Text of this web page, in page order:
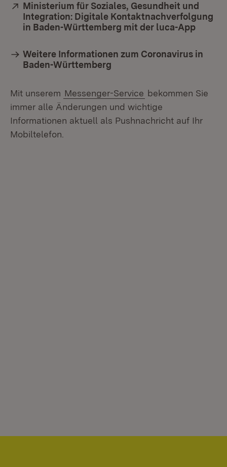
Extern:
Ministerium für Soziales, Gesundheit und
Integration: Digitale Kontaktnachverfolgung
in Baden-Württemberg mit der luca-App
Weitere Informationen zum Coronavirus in
Baden-Württemberg
Mit unserem Messenger-Service bekommen Sie
immer alle Änderungen und wichtige
Informationen aktuell als Pushnachricht auf Ihr
Mobiltelefon.